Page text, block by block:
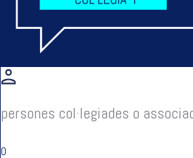
persones col·legiades o
0